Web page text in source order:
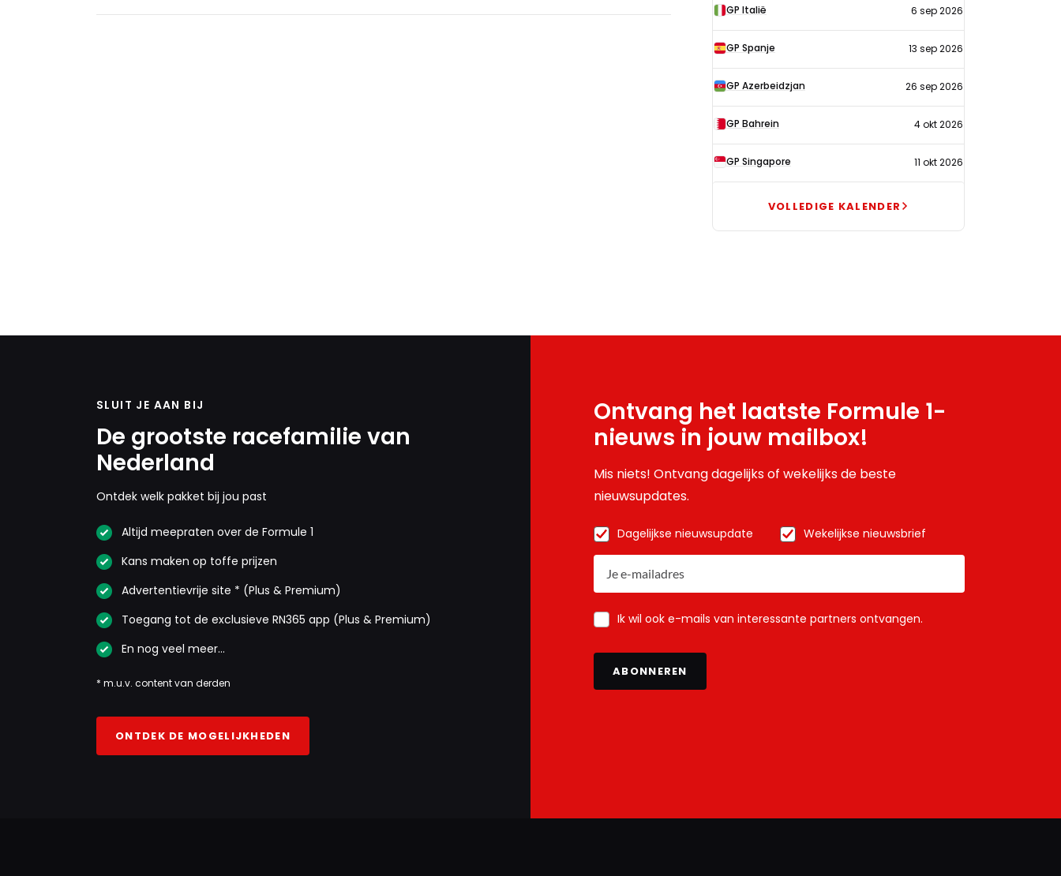
GP Italië 6 sep 2026
GP Spanje 13 sep 2026
GP Azerbeidzjan 26 sep 2026
GP Bahrein 4 okt 2026
GP Singapore 11 okt 2026
VOLLEDIGE KALENDER
SLUIT JE AAN BIJ
De grootste racefamilie van
Nederland
Ontdek welk pakket bij jou past
Altijd meepraten over de Formule 1
Kans maken op toffe prijzen
Advertentievrije site * (Plus & Premium)
Toegang tot de exclusieve RN365 app (Plus & Premium)
En nog veel meer…
* m.u.v. content van derden
ONTDEK DE MOGELIJKHEDEN
Ontvang het laatste Formule 1-
nieuws in jouw mailbox!
Mis niets! Ontvang dagelijks of wekelijks de beste
nieuwsupdates.
Dagelijkse nieuwsupdate Wekelijkse nieuwsbrief
Ik wil ook e-mails van interessante partners ontvangen.
ABONNEREN